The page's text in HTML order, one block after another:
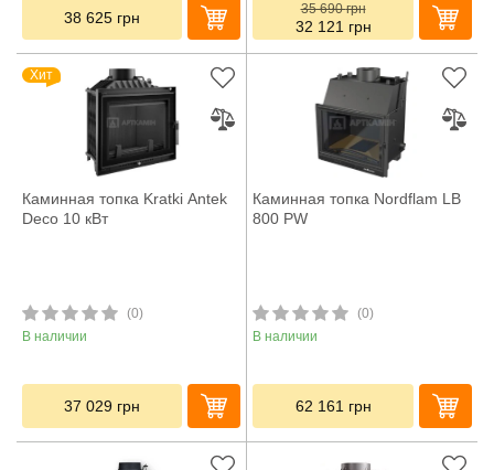
38 625 грн 35 690грн
32 121 грн
Хит
Каминная топка Kratki Antek
Deco 10 кВт
(0)
В наличии
37 029 грн
Каминная топка Nordflam LB
800 PW
(0)
В наличии
62 161 грн